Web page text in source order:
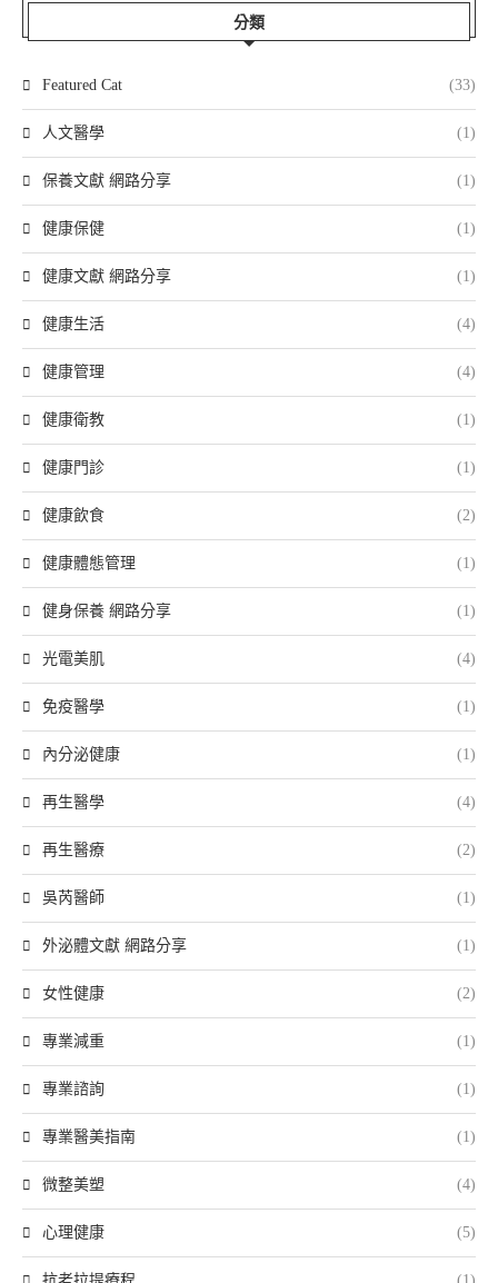
分類
Featured Cat (33)
人文醫學 (1)
保養文獻 網路分享 (1)
健康保健 (1)
健康文獻 網路分享 (1)
健康生活 (4)
健康管理 (4)
健康衛教 (1)
健康門診 (1)
健康飲食 (2)
健康體態管理 (1)
健身保養 網路分享 (1)
光電美肌 (4)
免疫醫學 (1)
內分泌健康 (1)
再生醫學 (4)
再生醫療 (2)
吳芮醫師 (1)
外泌體文獻 網路分享 (1)
女性健康 (2)
專業減重 (1)
專業諮詢 (1)
專業醫美指南 (1)
微整美塑 (4)
心理健康 (5)